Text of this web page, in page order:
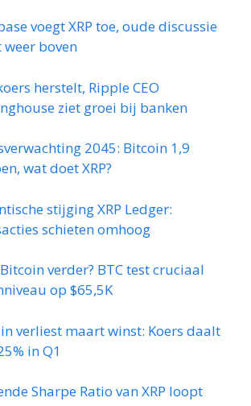
voegt XRP toe, oude discussie
weer boven
herstelt, Ripple CEO
ziet groei bij banken
2045: Bitcoin 1,9
wat doet XRP?
stijging XRP Ledger:
schieten omhoog
verder? BTC test cruciaal
op $65,5K
verliest maart winst: Koers daalt
in Q1
Sharpe Ratio van XRP loopt